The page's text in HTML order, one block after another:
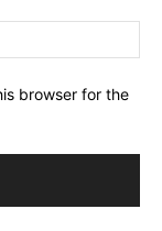
browser for the